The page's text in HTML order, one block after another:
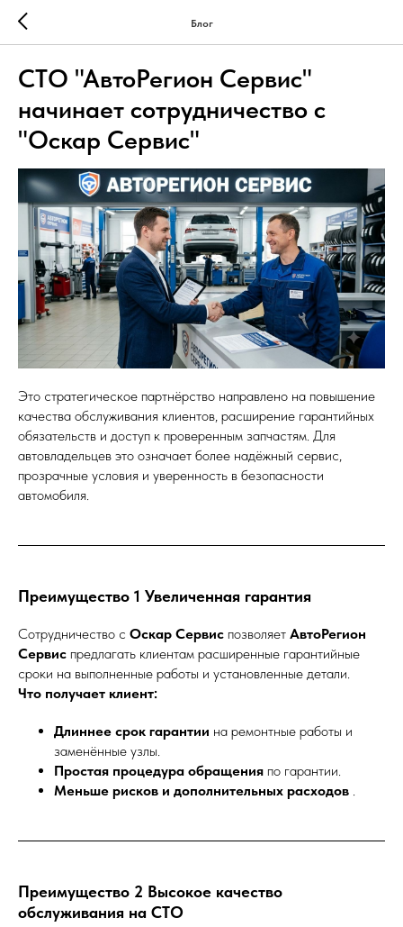
Блог
СТО "АвтоРегион Сервис"
начинает сотрудничество с
"Оскар Сервис"
Это стратегическое партнёрство направлено на повышение
качества обслуживания клиентов, расширение гарантийных
обязательств и доступ к проверенным запчастям. Для
автовладельцев это означает более надёжный сервис,
прозрачные условия и уверенность в безопасности
автомобиля.
Преимущество 1 Увеличенная гарантия
Сотрудничество с Оскар Сервис позволяет АвтоРегион
Сервис предлагать клиентам расширенные гарантийные
сроки на выполненные работы и установленные детали.
Что получает клиент:
Длиннее срок гарантии на ремонтные работы и
заменённые узлы.
Простая процедура обращения по гарантии.
Меньше рисков и дополнительных расходов .
Преимущество 2 Высокое качество
обслуживания на СТО